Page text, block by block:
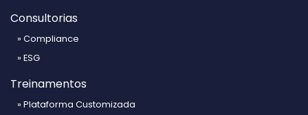
Consultorias
» Compliance
» ESG
Treinamentos
» Plataforma Customizada